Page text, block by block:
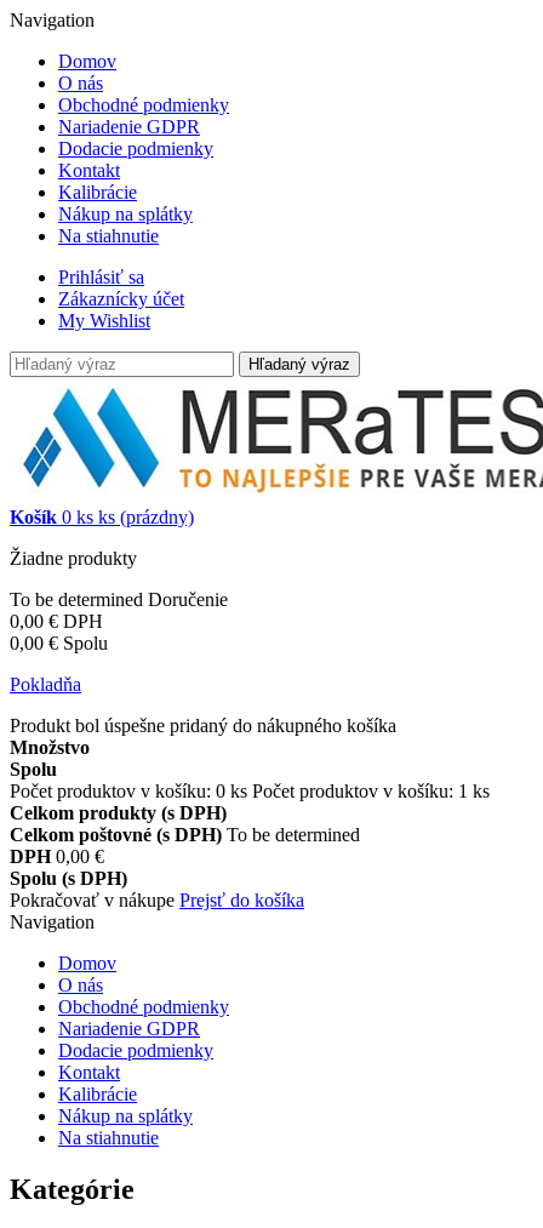
Navigation
Domov
O nás
Obchodné podmienky
Nariadenie GDPR
Dodacie podmienky
Kontakt
Kalibrácie
Nákup na splátky
Na stiahnutie
Prihlásiť sa
Zákaznícky účet
My Wishlist
Hľadaný výraz
Košík 0 ks ks (prázdny)
Žiadne produkty
To be determined Doručenie
0,00 € DPH
0,00 € Spolu
Pokladňa
Produkt bol úspešne pridaný do nákupného košíka
Množstvo
Spolu
Počet produktov v košíku: 0 ks Počet produktov v košíku: 1 ks
Celkom produkty (s DPH)
Celkom poštovné (s DPH) To be determined
DPH 0,00 €
Spolu (s DPH)
Pokračovať v nákupe Prejsť do košíka
Navigation
Domov
O nás
Obchodné podmienky
Nariadenie GDPR
Dodacie podmienky
Kontakt
Kalibrácie
Nákup na splátky
Na stiahnutie
Kategórie